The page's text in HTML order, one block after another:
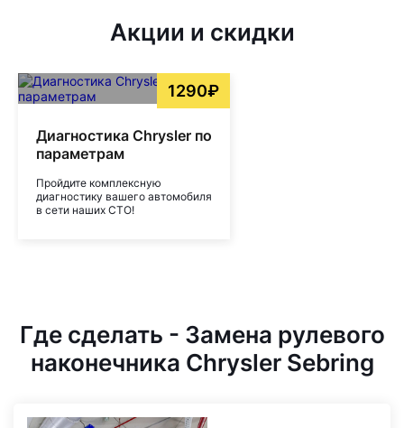
Акции и скидки
1290₽
Диагностика Chrysler по
параметрам
Пройдите комплексную
диагностику вашего автомобиля
в сети наших СТО!
Где сделать - Замена рулевого
наконечника Chrysler Sebring